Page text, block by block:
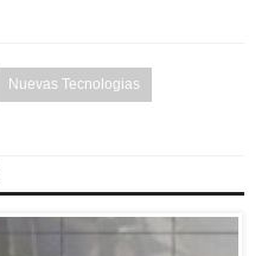
Nuevas Tecnologias